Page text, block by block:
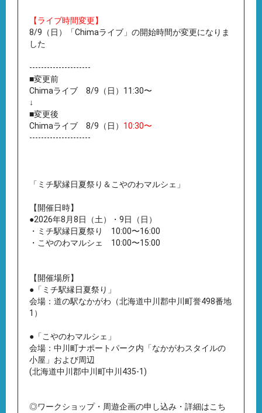
【ライブ時間変更】
8/9（日）「Chimaライブ」の開始時間が変更になりま
した
---------------------
■変更前
Chimaライブ 8/9（日）11:30〜
↓
■変更後
Chimaライブ 8/9（日） 10:30〜
---------------------
「ミチ駅縁日夏祭り＆こやのわマルシェ」
【開催日時】
●2026年8月8日（土）・9日（日）
・ミチ駅縁日夏祭り 10:00〜16:00
・こやのわマルシェ 10:00〜15:00
【開催場所】
●「ミチ駅縁日夏祭り」
会場：道の駅なかがわ（北海道中川郡中川町誉498番地
1）
●「こやのわマルシェ」
会場：中川町ナポートパーク内「なかがわスタイルの
小屋」および周辺
(北海道中川郡中川町中川435-1)
◎ワークショップ・周遊企画の申し込み・詳細はこち